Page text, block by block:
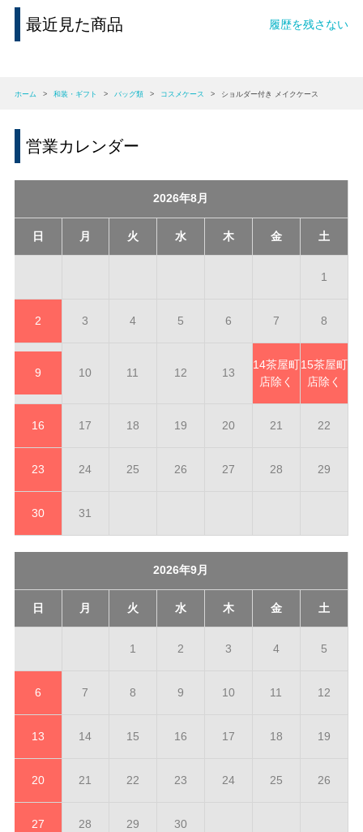
最近見た商品 履歴を残さない
ホーム > 和装・ギフト > バッグ類 > コスメケース > ショルダー付き メイクケース
営業カレンダー
2026年8月
日 月 火 水 木 金 土
1
2 3 4 5 6 7 8
9 10 11 12 13
14茶屋町
店除く
15茶屋町
店除く
16 17 18 19 20 21 22
23 24 25 26 27 28 29
30 31
2026年9月
日 月 火 水 木 金 土
1 2 3 4 5
6 7 8 9 10 11 12
13 14 15 16 17 18 19
20 21 22 23 24 25 26
27 28 29 30